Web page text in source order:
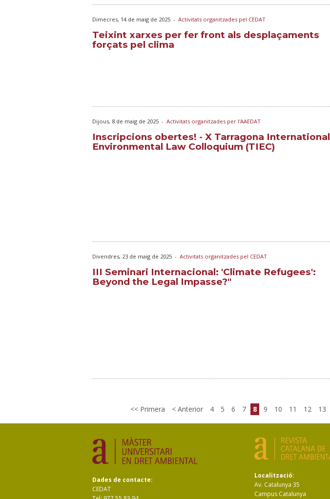
Dimecres, 14 de maig de 2025 - Activitats organitzades pel CEDAT
Teixint xarxes per fer front als desplaçaments
forçats pel clima
Dijous, 8 de maig de 2025 - Activitats organitzades per l'AAEDAT
Inscripcions obertes! - X Tarragona International
Environmental Law Colloquium (TIEC)
Divendres, 23 de maig de 2025 - Activitats organitzades pel CEDAT
III Seminari Internacional: 'Climate Refugees':
Beyond the Legal Impasse?"
Primera Anterior 4 5 6 7 8 9 10 11 12 13
Dades de contacte:
CEDAT
Localització:
Av. Catalunya 35
Campus Catalunya